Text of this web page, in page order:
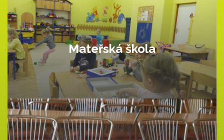
Mateřská škola